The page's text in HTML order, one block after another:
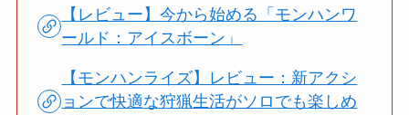
【レビュー】今から始める「モンハンワ
ールド：アイスボーン」
【モンハンライズ】レビュー：新アクシ
ョンで快適な狩猟生活がソロでも楽しめ